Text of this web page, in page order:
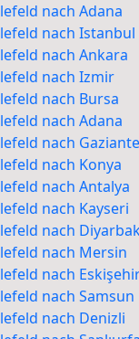
nach Adana
nach Istanbul
nach Ankara
nach Izmir
nach Bursa
nach Adana
nach
nach Konya
nach Antalya
nach Kayseri
nach
nach Mersin
nach
nach Samsun
nach Denizli